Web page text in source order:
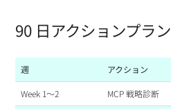
90 日アクションプラン
週 アクション
Week 1〜2 MCP 戦略診断